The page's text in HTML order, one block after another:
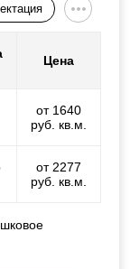
Цена
от 1640
руб. кв.м.
от 2277
руб. кв.м.